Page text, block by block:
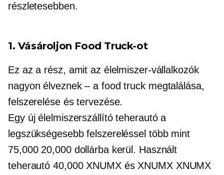
részletesebben.
1. Vásároljon Food Truck-ot
Ez az a rész, amit az élelmiszer-vállalkozók
nagyon élveznek – a food truck megtalálása,
felszerelése és tervezése.
Egy új élelmiszerszállító teherautó a
legszükségesebb felszereléssel több mint
75,000 20,000 dollárba kerül. Használt
teherautó 40,000 XNUMX és XNUMX XNUMX